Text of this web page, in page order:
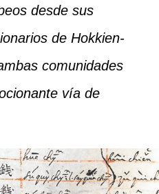
desde sus
de Hokkien-
comunidades
vía de